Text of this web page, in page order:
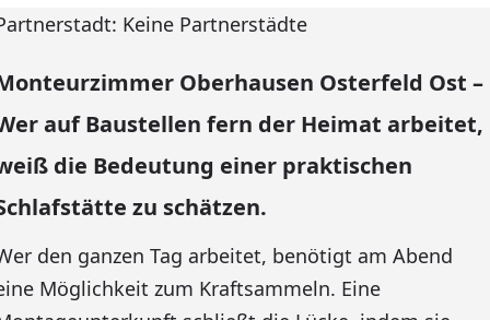
Keine Partnerstädte
Oberhausen Osterfeld Ost –
auf Baustellen fern der Heimat arbeitet,
die Bedeutung einer praktischen
zu schätzen.
den ganzen Tag arbeitet, benötigt am Abend
Möglichkeit zum Kraftsammeln. Eine